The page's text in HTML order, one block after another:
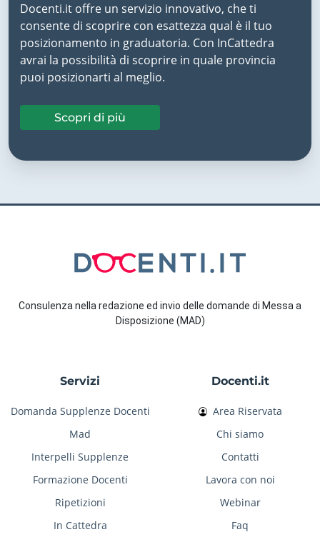
Docenti.it offre un servizio innovativo, che ti
consente di scoprire con esattezza qual è il tuo
posizionamento in graduatoria. Con InCattedra
avrai la possibilità di scoprire in quale provincia
puoi posizionarti al meglio.
Scopri di più
Consulenza nella redazione ed invio delle domande di Messa a
Disposizione (MAD)
Servizi
Domanda Supplenze Docenti
Mad
Interpelli Supplenze
Formazione Docenti
Ripetizioni
In Cattedra
Docenti.it
Area Riservata
Chi siamo
Contatti
Lavora con noi
Webinar
Faq